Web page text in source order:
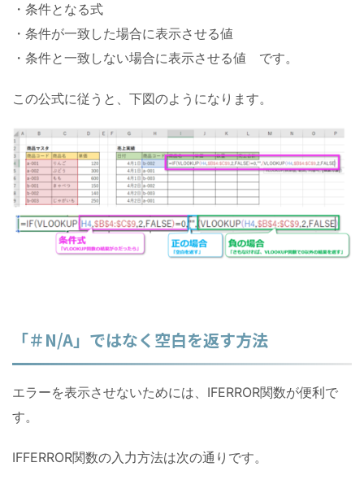
・条件となる式
・条件が一致した場合に表示させる値
・条件と一致しない場合に表示させる値 です。
この公式に従うと、下図のようになります。
「＃N/A」ではなく空白を返す方法
エラーを表示させないためには、IFERROR関数が便利で
す。
IFFERROR関数の入力方法は次の通りです。